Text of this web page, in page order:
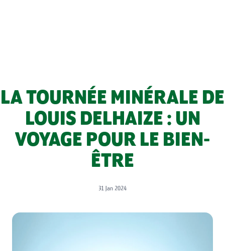
LA TOURNÉE MINÉRALE DE
LOUIS DELHAIZE : UN
VOYAGE POUR LE BIEN-
ÊTRE
31 Jan 2024